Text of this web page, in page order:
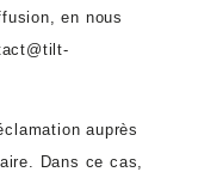
en nous
auprès
Dans ce cas,